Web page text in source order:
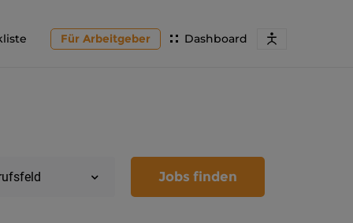
Dashboard
Für Arbeitgeber
Jobs finden